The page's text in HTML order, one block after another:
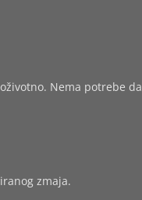
Nema potrebe
zmaja.